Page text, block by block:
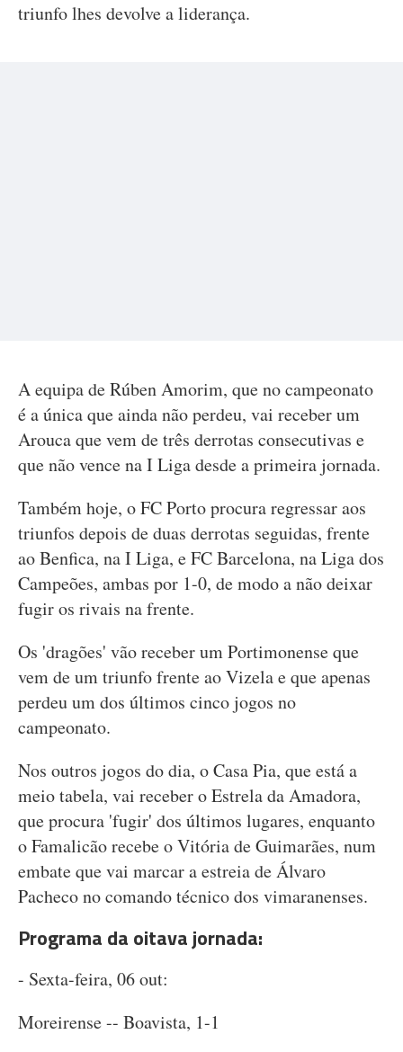
triunfo lhes devolve a liderança.
A equipa de Rúben Amorim, que no campeonato
é a única que ainda não perdeu, vai receber um
Arouca que vem de três derrotas consecutivas e
que não vence na I Liga desde a primeira jornada.
Também hoje, o FC Porto procura regressar aos
triunfos depois de duas derrotas seguidas, frente
ao Benfica, na I Liga, e FC Barcelona, na Liga dos
Campeões, ambas por 1-0, de modo a não deixar
fugir os rivais na frente.
Os 'dragões' vão receber um Portimonense que
vem de um triunfo frente ao Vizela e que apenas
perdeu um dos últimos cinco jogos no
campeonato.
Nos outros jogos do dia, o Casa Pia, que está a
meio tabela, vai receber o Estrela da Amadora,
que procura 'fugir' dos últimos lugares, enquanto
o Famalicão recebe o Vitória de Guimarães, num
embate que vai marcar a estreia de Álvaro
Pacheco no comando técnico dos vimaranenses.
Programa da oitava jornada:
- Sexta-feira, 06 out:
Moreirense -- Boavista, 1-1